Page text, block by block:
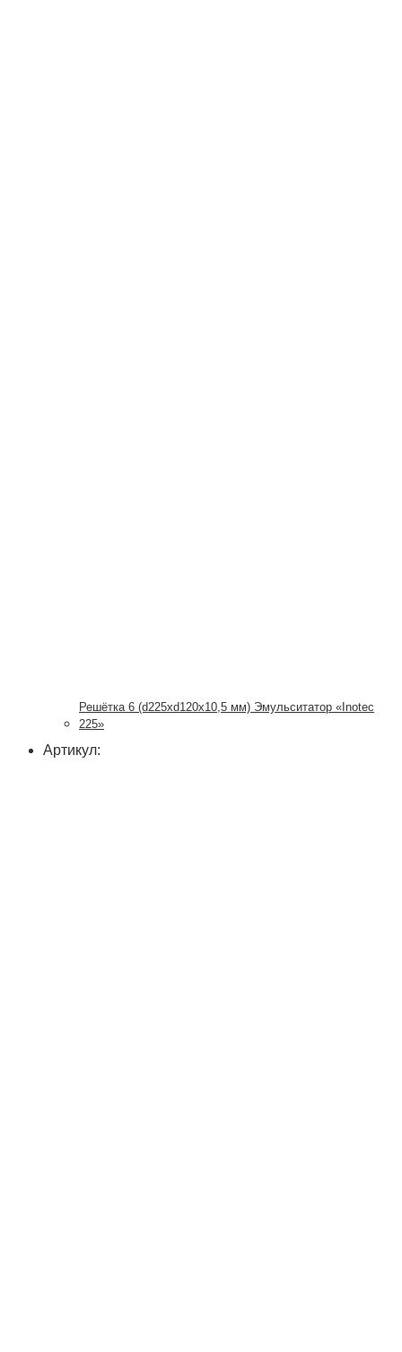
Решётка 6 (d225xd120x10,5 мм) Эмульситатор «Inotec
225»
Артикул: